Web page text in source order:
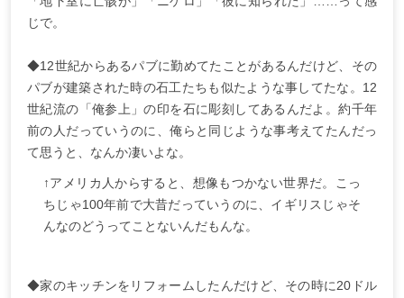
じで。
◆12世紀からあるパブに勤めてたことがあるんだけど、その
パブが建築された時の石工たちも似たような事してたな。12
世紀流の「俺参上」の印を石に彫刻してあるんだよ。約千年
前の人だっていうのに、俺らと同じような事考えてたんだっ
て思うと、なんか凄いよな。
↑アメリカ人からすると、想像もつかない世界だ。こっ
ちじゃ100年前で大昔だっていうのに、イギリスじゃそ
んなのどうってことないんだもんな。
◆家のキッチンをリフォームしたんだけど、その時に20ドル